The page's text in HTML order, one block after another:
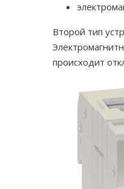
Второй тип
происходит